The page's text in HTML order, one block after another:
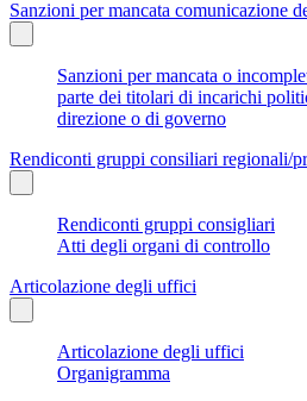
Sanzioni per mancata comunicazione
Sanzioni per mancata o
parte dei titolari di incarichi
direzione o di governo
Rendiconti gruppi consiliari regionali/
Rendiconti gruppi consigliari
Atti degli organi di controllo
Articolazione degli uffici
Articolazione degli uffici
Organigramma